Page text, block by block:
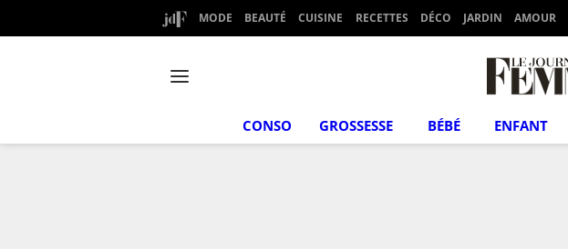
MODE BEAUTÉ CUISINE RECETTES DÉCO JARDIN AMOUR
CONSO GROSSESSE BÉBÉ ENFANT